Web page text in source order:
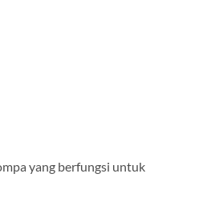
yang berfungsi untuk